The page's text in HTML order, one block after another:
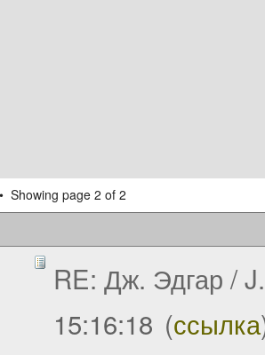
Showing page 2 of 2
RE: Дж. Эдгар /
15:16:18 (ссылка